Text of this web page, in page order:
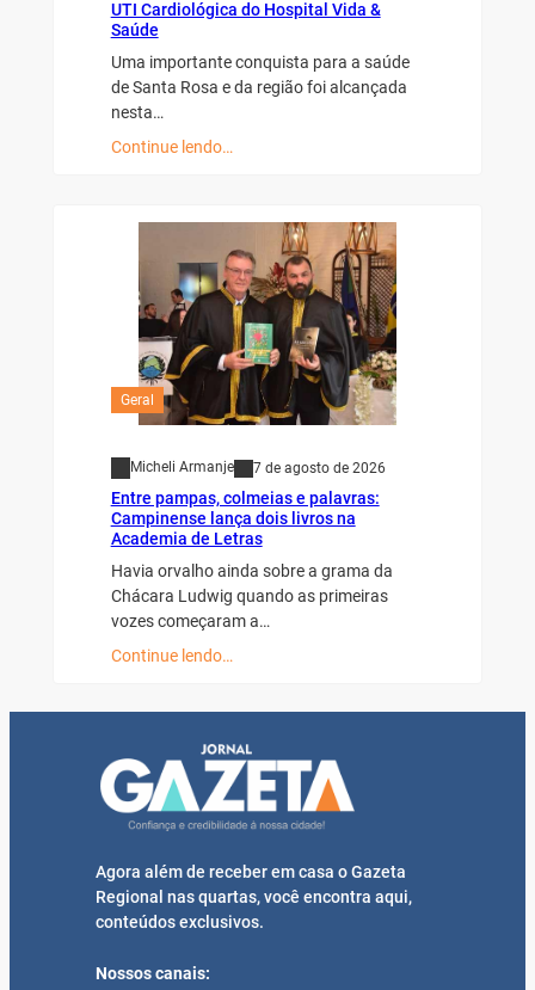
UTI Cardiológica do Hospital Vida &
Saúde
Uma importante conquista para a saúde
de Santa Rosa e da região foi alcançada
nesta…
Continue lendo…
Geral
Micheli Armanje 7 de agosto de 2026
Entre pampas, colmeias e palavras:
Campinense lança dois livros na
Academia de Letras
Havia orvalho ainda sobre a grama da
Chácara Ludwig quando as primeiras
vozes começaram a…
Continue lendo…
Agora além de receber em casa o Gazeta
Regional nas quartas, você encontra aqui,
conteúdos exclusivos.
Nossos canais: